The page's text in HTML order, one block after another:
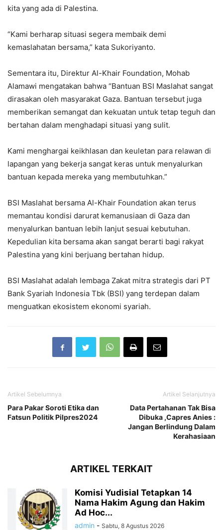
kita yang ada di Palestina.
“Kami berharap situasi segera membaik demi
kemaslahatan bersama,” kata Sukoriyanto.
Sementara itu, Direktur Al-Khair Foundation, Mohab
Alamawi mengatakan bahwa “Bantuan BSI Maslahat sangat
dirasakan oleh masyarakat Gaza. Bantuan tersebut juga
memberikan semangat dan kekuatan untuk tetap teguh dan
bertahan dalam menghadapi situasi yang sulit.
Kami menghargai keikhlasan dan keuletan para relawan di
lapangan yang bekerja sangat keras untuk menyalurkan
bantuan kepada mereka yang membutuhkan.”
BSI Maslahat bersama Al-Khair Foundation akan terus
memantau kondisi darurat kemanusiaan di Gaza dan
menyalurkan bantuan lebih lanjut sesuai kebutuhan.
Kepedulian kita bersama akan sangat berarti bagi rakyat
Palestina yang kini berjuang bertahan hidup.
BSI Maslahat adalah lembaga Zakat mitra strategis dari PT
Bank Syariah Indonesia Tbk (BSI) yang terdepan dalam
menguatkan ekosistem ekonomi syariah.
Artikel Sebelumnya
Para Pakar Soroti Etika dan
Fatsun Politik Pilpres2024
Artikel Selanjutnya
Data Pertahanan Tak Bisa
Dibuka ,Capres Anies :
Jangan Berlindung Dalam
Kerahasiaan
ARTIKEL TERKAIT
Komisi Yudisial Tetapkan 14
Nama Hakim Agung dan Hakim
Ad Hoc...
admin - Sabtu, 8 Agustus 2026